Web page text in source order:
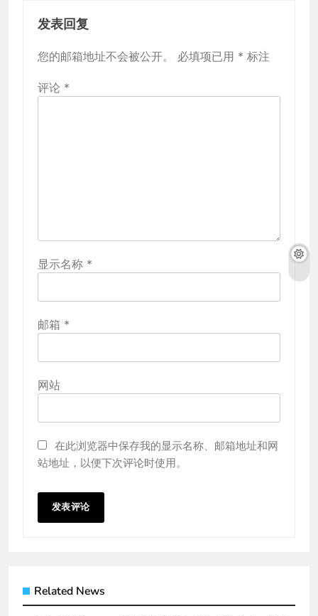
发表回复
您的邮箱地址不会被公开。 必填项已用 * 标注
评论 *
显示名称 *
邮箱 *
网站
在此浏览器中保存我的显示名称、邮箱地址和网
站地址，以便下次评论时使用。
Related News